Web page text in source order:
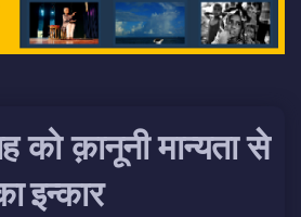
को क़ानूनी मान्यता से
इन्कार